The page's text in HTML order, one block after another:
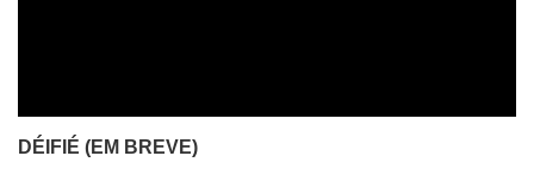
DÉIFIÉ (EM BREVE)